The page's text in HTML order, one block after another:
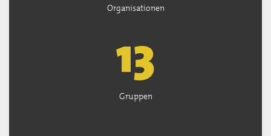
Organisationen
13
Gruppen